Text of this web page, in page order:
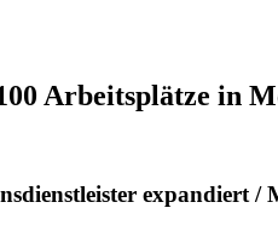
Arbeitsplätze in
expandiert /